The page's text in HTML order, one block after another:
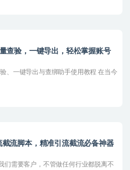
查验，一键导出，轻松掌握账号
、一键导出与查绑助手使用教程 在当今
流脚本，精准引流截流必备神器
们需要客户，不管做任何行业都脱离不